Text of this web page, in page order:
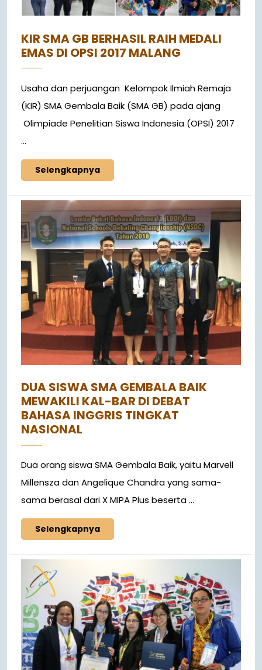
KIR SMA GB BERHASIL RAIH MEDALI
EMAS DI OPSI 2017 MALANG
Usaha dan perjuangan Kelompok Ilmiah Remaja
(KIR) SMA Gembala Baik (SMA GB) pada ajang
Olimpiade Penelitian Siswa Indonesia (OPSI) 2017
...
Selengkapnya
DUA SISWA SMA GEMBALA BAIK
MEWAKILI KAL-BAR DI DEBAT
BAHASA INGGRIS TINGKAT
NASIONAL
Dua orang siswa SMA Gembala Baik, yaitu Marvell
Millensza dan Angelique Chandra yang sama-
sama berasal dari X MIPA Plus beserta ...
Selengkapnya